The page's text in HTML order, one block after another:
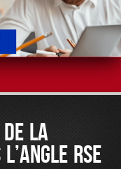
LA
RSE